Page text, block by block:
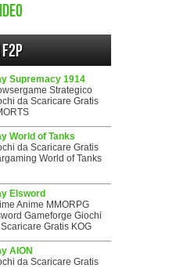
Supremacy 1914
Strategico
da Scaricare Gratis
World of Tanks
da Scaricare Gratis
World of Tanks
Elsword
Anime MMORPG
Gameforge Giochi
Gratis KOG
AION
da Scaricare Gratis